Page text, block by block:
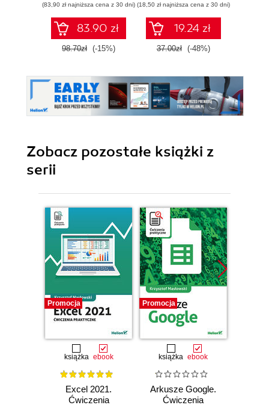
(83,90 zł najniższa cena z 30 dni)
83.90 zł
98.70zł (-15%)
(18,50 zł najniższa cena z 30 dni)
19.24 zł
37.00zł (-48%)
Zobacz pozostałe książki z
serii
Promocja
książka ebook
Excel 2021.
Ćwiczenia
Promocja
książka ebook
Arkusze Google.
Ćwiczenia